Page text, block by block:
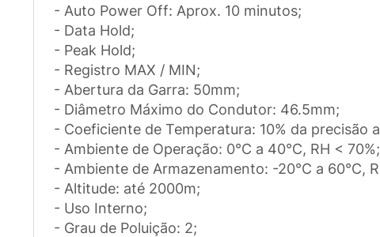
- Auto Power Off: Aprox. 10 minutos;
- Data Hold;
- Peak Hold;
- Registro MAX / MIN;
- Abertura da Garra: 50mm;
- Diâmetro Máximo do Condutor: 46.5mm;
- Coeficiente de Temperatura: 10% da precisão
- Ambiente de Operação: 0°C a 40°C, RH < 70%;
- Ambiente de Armazenamento: -20°C a 60°C,
- Altitude: até 2000m;
- Uso Interno;
- Grau de Poluição: 2;